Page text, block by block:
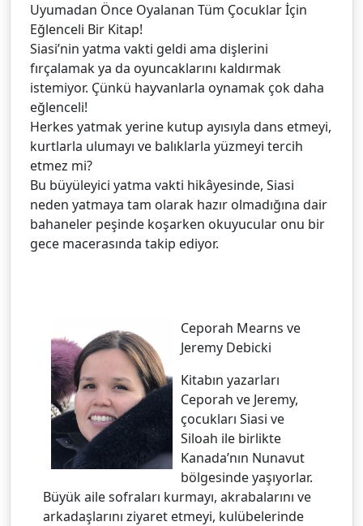
Uyumadan Önce Oyalanan Tüm Çocuklar İçin
Eğlenceli Bir Kitap!
Siasi’nin yatma vakti geldi ama dişlerini
fırçalamak ya da oyuncaklarını kaldırmak
istemiyor. Çünkü hayvanlarla oynamak çok daha
eğlenceli!
Herkes yatmak yerine kutup ayısıyla dans etmeyi,
kurtlarla ulumayı ve balıklarla yüzmeyi tercih
etmez mi?
Bu büyüleyici yatma vakti hikâyesinde, Siasi
neden yatmaya tam olarak hazır olmadığına dair
bahaneler peşinde koşarken okuyucular onu bir
gece macerasında takip ediyor.
Ceporah Mearns ve
Jeremy Debicki
Kitabın yazarları
Ceporah ve Jeremy,
çocukları Siasi ve
Siloah ile birlikte
Kanada’nın Nunavut
bölgesinde yaşıyorlar.
Büyük aile sofraları kurmayı, akrabalarını ve
arkadaşlarını ziyaret etmeyi, kulübelerinde